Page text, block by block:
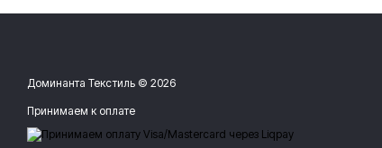
Доминанта Текстиль © 2026
Принимаем к оплате